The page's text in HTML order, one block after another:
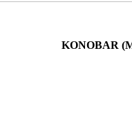
KONOBAR